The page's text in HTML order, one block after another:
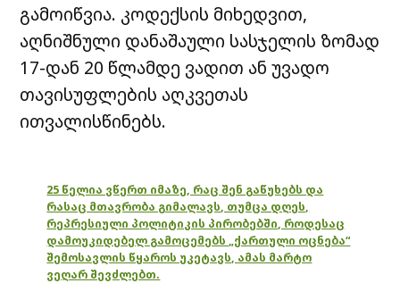
გამოიწვია. კოდექსის მიხედვით,
აღნიშნული დანაშაული სასჯელის ზომად
17-დან 20 წლამდე ვადით ან უვადო
თავისუფლების აღკვეთას
ითვალისწინებს.
25 წელია ვწერთ იმაზე, რაც შენ გაწუხებს და
რასაც მთავრობა გიმალავს, თუმცა დღეს,
რეპრესიული პოლიტიკის პირობებში, როდესაც
დამოუკიდებელ გამოცემებს „ქართული ოცნება“
შემოსავლის წყაროს უკეტავს, ამას მარტო
ვეღარ შევძლებთ.